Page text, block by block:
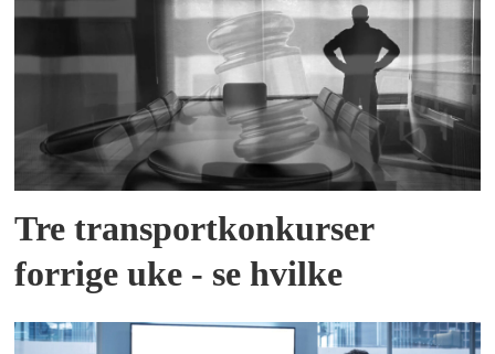
Tre transportkonkurser
forrige uke - se hvilke